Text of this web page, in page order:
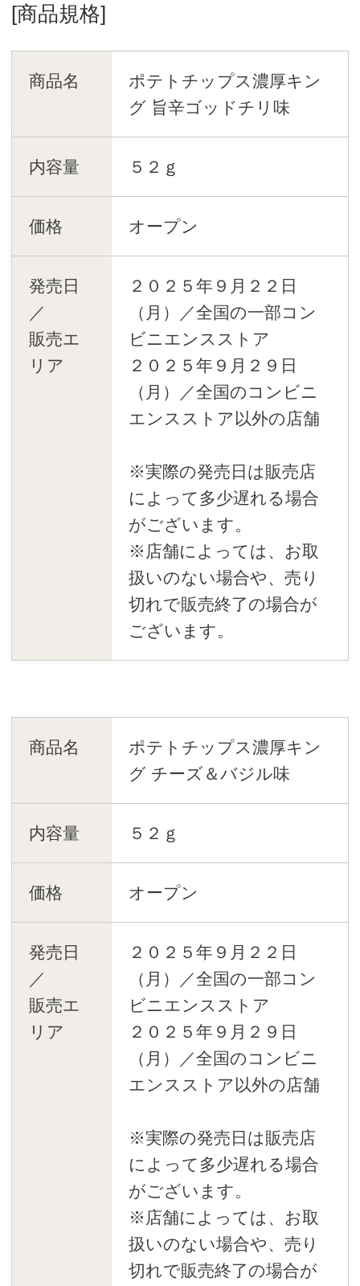
[商品規格]
商品名
ポテトチップス濃厚キン
グ 旨辛ゴッドチリ味
内容量 ５２ｇ
価格 オープン
発売日
／
販売エ
リア
２０２５年９月２２日
（月）／全国の一部コン
ビニエンスストア
２０２５年９月２９日
（月）／全国のコンビニ
エンスストア以外の店舗
※実際の発売日は販売店
によって多少遅れる場合
がございます。
※店舗によっては、お取
扱いのない場合や、売り
切れで販売終了の場合が
ございます。
商品名
ポテトチップス濃厚キン
グ チーズ＆バジル味
内容量 ５２ｇ
価格 オープン
発売日
／
販売エ
リア
２０２５年９月２２日
（月）／全国の一部コン
ビニエンスストア
２０２５年９月２９日
（月）／全国のコンビニ
エンスストア以外の店舗
※実際の発売日は販売店
によって多少遅れる場合
がございます。
※店舗によっては、お取
扱いのない場合や、売り
切れで販売終了の場合が